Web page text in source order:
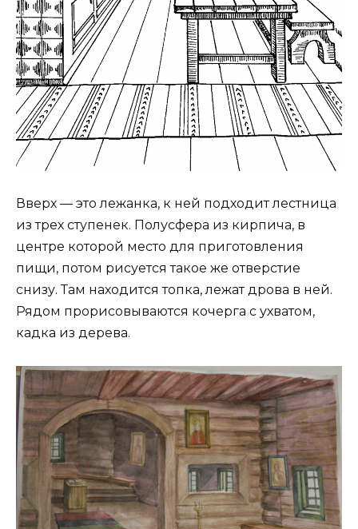
Вверх — это лежанка, к ней подходит лестница
из трех ступенек. Полусфера из кирпича, в
центре которой место для приготовления
пищи, потом рисуется такое же отверстие
снизу. Там находится топка, лежат дрова в ней.
Рядом прорисовываются кочерга с ухватом,
кадка из дерева.